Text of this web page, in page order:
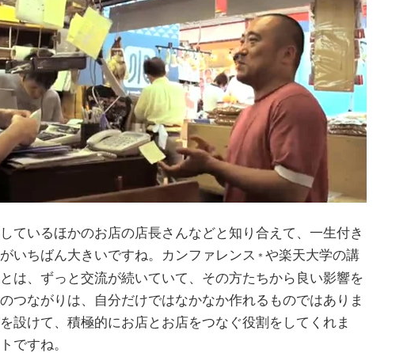
ているほかのお店の店長さんなどと知り合えて、一生付き
いちばん大きいですね。カンファレンス ＊ や楽天大学の講
は、ずっと交流が続いていて、その方たちから良い影響を
つながりは、自分だけではなかなか作れるものではありま
設けて、積極的にお店とお店をつなぐ役割をしてくれま
ですね。